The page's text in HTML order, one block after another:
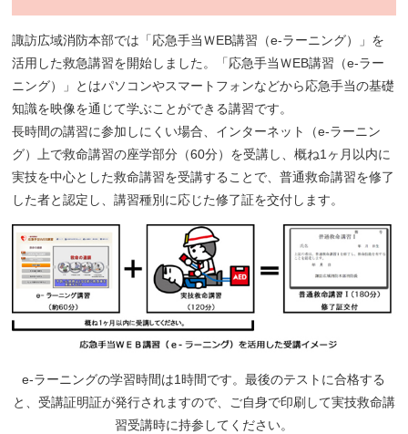
諏訪広域消防本部では「応急手当ＷEB講習（e-ラーニング）」を
活用した救急講習を開始しました。「応急手当ＷEB講習（e-ラー
ニング）」とはパソコンやスマートフォンなどから応急手当の基礎
知識を映像を通じて学ぶことができる講習です。
長時間の講習に参加しにくい場合、インターネット（e-ラーニン
グ）上で救命講習の座学部分（60分）を受講し、概ね1ヶ月以内に
実技を中心とした救命講習を受講することで、普通救命講習を修了
した者と認定し、講習種別に応じた修了証を交付します。
e-ラーニングの学習時間は1時間です。最後のテストに合格する
と、受講証明証が発行されますので、ご自身で印刷して実技救命講
習受講時に持参してください。